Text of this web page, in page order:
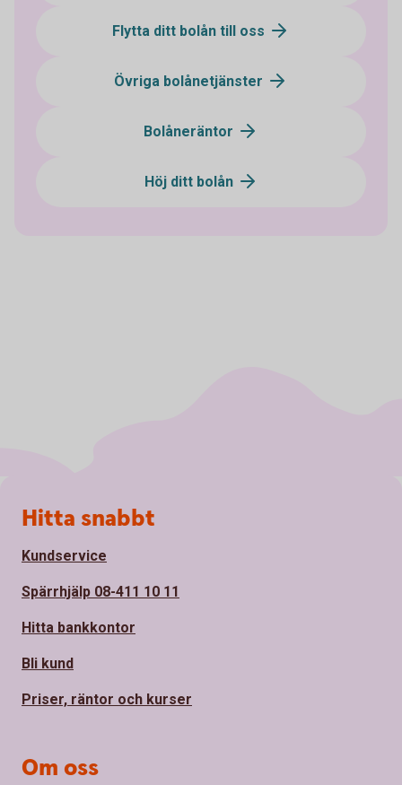
Flytta ditt bolån till oss
Övriga bolånetjänster
Bolåneräntor
Höj ditt bolån
Sidfot
Hitta snabbt
Kundservice
Spärrhjälp 08-411 10 11
Hitta bankkontor
Bli kund
Priser, räntor och kurser
Om oss